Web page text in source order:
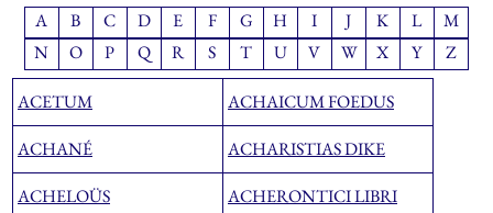
A
B C D E F G H I J K L
M
N
O P Q R S T U V W X Y Z
ACETUM ACHAICUM FOEDUS
ACHANÉ ACHARISTIAS DIKE
ACHELOÜS ACHERONTICI LIBRI